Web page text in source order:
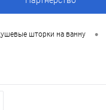
шторки на ванну •